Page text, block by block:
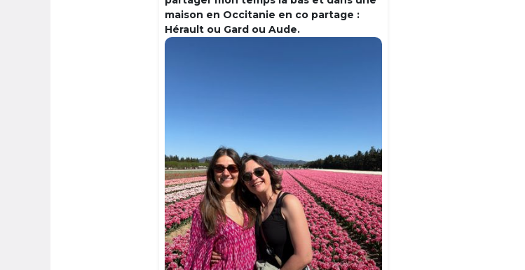
maison en Occitanie en co partage :
Hérault ou Gard ou Aude.